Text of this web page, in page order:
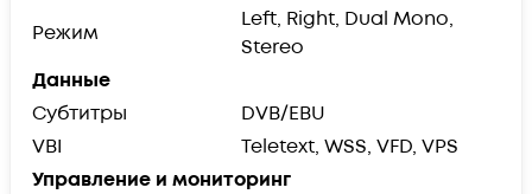
Режим
Left, Right, Dual Mono,
Stereo
Данные
Субтитры
DVB/EBU
VBI
Teletext, WSS, VFD, VPS
Управление и мониторинг